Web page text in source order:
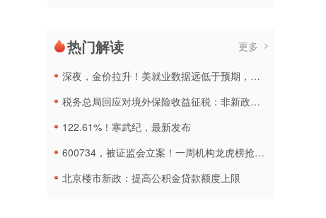
热门解读 更多
深夜，金价拉升！美就业数据远低于预期，加息或生变
税务总局回应对境外保险收益征税：非新政策，无需过度解读
122.61%！寒武纪，最新发布
600734，被证监会立案！一周机构龙虎榜抢筹名单出炉
北京楼市新政：提高公积金贷款额度上限